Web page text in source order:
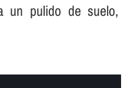
un pulido de suelo,